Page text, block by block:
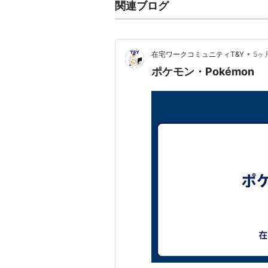
関連ブログ
在宅ワークコミュニティT&Y • 5ヶ
ポケモン・Pokémon